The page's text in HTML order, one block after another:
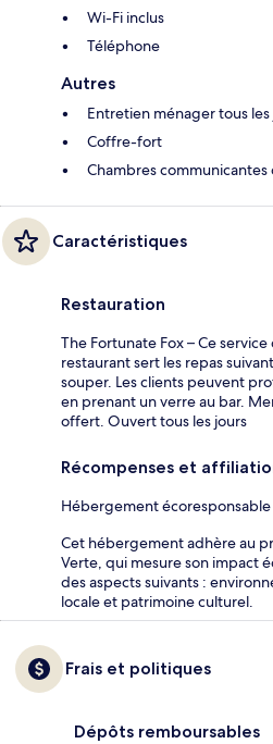
Wi-Fi inclus
Téléphone
Autres
Entretien ménager tous les
Coffre-fort
Chambres
Caractéristiques
Restauration
The Fortunate Fox – Ce
restaurant sert les repas
souper. Les clients peuvent
en prenant un verre au bar.
offert. Ouvert tous les jours
Récompenses et
Hébergement écoresponsable
Cet hébergement adhère au
Verte, qui mesure son impact
des aspects suivants :
locale et patrimoine culturel.
Frais et politiques
Dépôts remboursables